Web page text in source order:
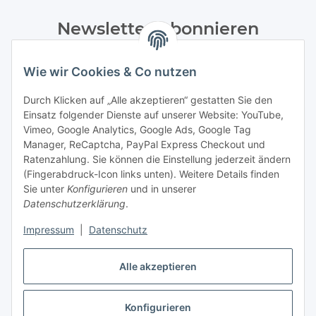
Alle akzeptieren
Konfigurieren
Wie wir Cookies & Co nutzen
Durch Klicken auf „Alle akzeptieren“ gestatten Sie den
Einsatz folgender Dienste auf unserer Website: YouTube,
Vimeo, Google Analytics, Google Ads, Google Tag
Manager, ReCaptcha, PayPal Express Checkout und
Ratenzahlung. Sie können die Einstellung jederzeit ändern
(Fingerabdruck-Icon links unten). Weitere Details finden
Sie unter Konfigurieren und in unserer
Datenschutzerklärung.
Impressum Datenschutz
Newsletter Abonnieren
Datenschutzerklärungregelmäßig und jederzeit widerruflich
Abonnieren
Informationen
Gesetzliche Informationen
Vertrag widerrufen